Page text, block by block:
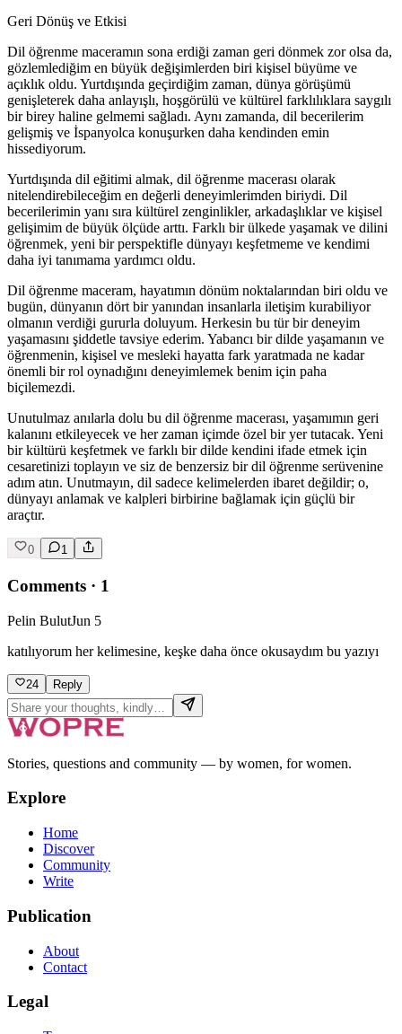
Geri Dönüş ve Etkisi
Dil öğrenme maceramın sona erdiği zaman geri dönmek zor olsa da,
gözlemlediğim en büyük değişimlerden biri kişisel büyüme ve
açıklık oldu. Yurtdışında geçirdiğim zaman, dünya görüşümü
genişleterek daha anlayışlı, hoşgörülü ve kültürel farklılıklara saygılı
bir birey haline gelmemi sağladı. Aynı zamanda, dil becerilerim
gelişmiş ve İspanyolca konuşurken daha kendinden emin
hissediyorum.
Yurtdışında dil eğitimi almak, dil öğrenme macerası olarak
nitelendirebileceğim en değerli deneyimlerimden biriydi. Dil
becerilerimin yanı sıra kültürel zenginlikler, arkadaşlıklar ve kişisel
gelişimim de büyük ölçüde arttı. Farklı bir ülkede yaşamak ve dilini
öğrenmek, yeni bir perspektifle dünyayı keşfetmeme ve kendimi
daha iyi tanımama yardımcı oldu.
Dil öğrenme maceram, hayatımın dönüm noktalarından biri oldu ve
bugün, dünyanın dört bir yanından insanlarla iletişim kurabiliyor
olmanın verdiği gururla doluyum. Herkesin bu tür bir deneyim
yaşamasını şiddetle tavsiye ederim. Yabancı bir dilde yaşamanın ve
öğrenmenin, kişisel ve mesleki hayatta fark yaratmada ne kadar
önemli bir rol oynadığını deneyimlemek benim için paha
biçilemezdi.
Unutulmaz anılarla dolu bu dil öğrenme macerası, yaşamımın geri
kalanını etkileyecek ve her zaman içimde özel bir yer tutacak. Yeni
bir kültürü keşfetmek ve farklı bir dilde kendini ifade etmek için
cesaretinizi toplayın ve siz de benzersiz bir dil öğrenme serüvenine
adım atın. Unutmayın, dil sadece kelimelerden ibaret değildir; o,
dünyayı anlamak ve kalpleri birbirine bağlamak için güçlü bir
araçtır.
0 1
Comments · 1
Pelin BulutJun 5
katılıyorum her kelimesine, keşke daha önce okusaydım bu yazıyı
24 Reply
Stories, questions and community — by women, for women.
Explore
Home
Discover
Community
Write
Publication
About
Contact
Legal